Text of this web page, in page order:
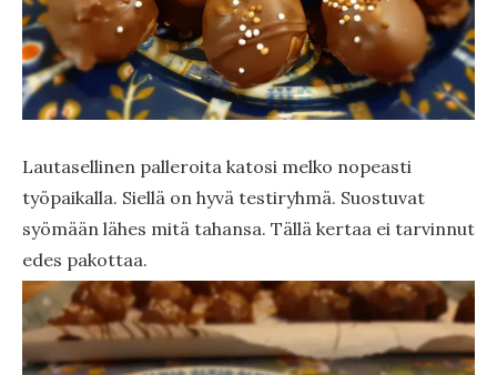
Lautasellinen palleroita katosi melko nopeasti
työpaikalla. Siellä on hyvä testiryhmä. Suostuvat
syömään lähes mitä tahansa. Tällä kertaa ei tarvinnut
edes pakottaa.